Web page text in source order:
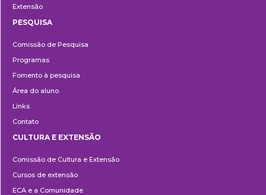
Extensão
PESQUISA
Comissão de Pesquisa
Programas
Fomento à pesquisa
Área do aluno
Links
Contato
e
Extensão
CULTURA E EXTENSÃO
Comissão de Cultura e Extensão
Cursos de extensão
ECA e a Comunidade